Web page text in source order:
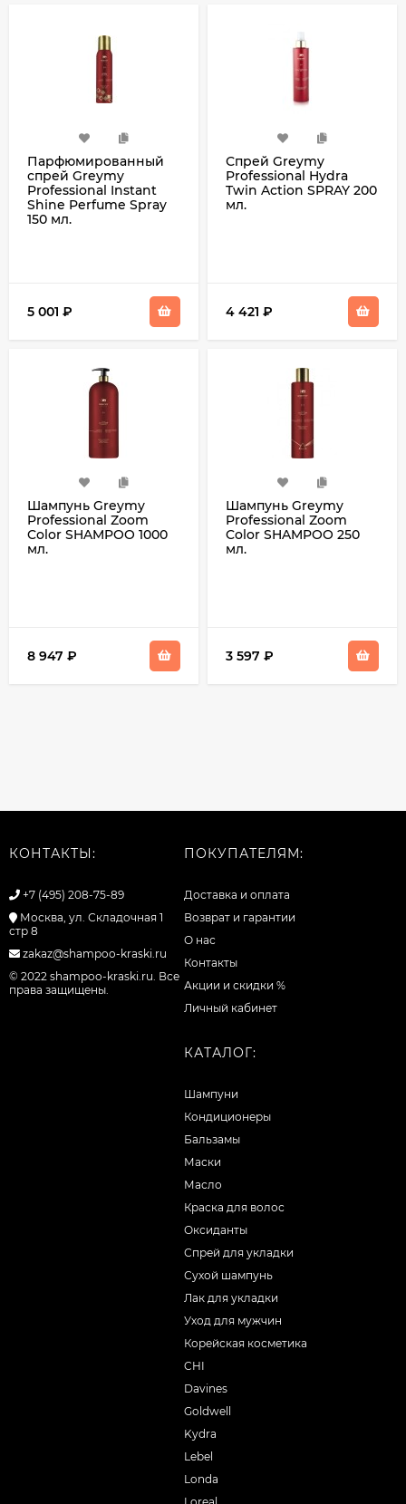
Парфюмированный
спрей Greymy
Professional Instant
Shine Perfume Spray
150 мл.
5 001 ₽
Спрей Greymy
Professional Hydra
Twin Action SPRAY 200
мл.
4 421 ₽
Шампунь Greymy
Professional Zoom
Color SHAMPOO 1000
мл.
8 947 ₽
Шампунь Greymy
Professional Zoom
Color SHAMPOO 250
мл.
3 597 ₽
КОНТАКТЫ:
+7 (495) 208-75-89
Москва, ул. Складочная 1
стр 8
zakaz@shampoo-kraski.ru
© 2022 shampoo-kraski.ru. Все
права защищены.
ПОКУПАТЕЛЯМ:
Доставка и оплата
Возврат и гарантии
О нас
Контакты
Акции и скидки %
Личный кабинет
КАТАЛОГ:
Шампуни
Кондиционеры
Бальзамы
Маски
Масло
Краска для волос
Оксиданты
Спрей для укладки
Сухой шампунь
Лак для укладки
Уход для мужчин
Корейская косметика
CHI
Davines
Goldwell
Kydra
Lebel
Londa